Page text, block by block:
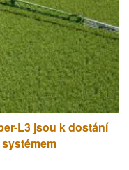
L3 jsou k dostání